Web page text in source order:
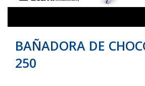
BAÑADORA DE
250